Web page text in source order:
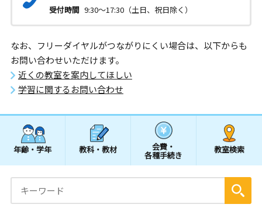
受付時間 9:30～17:30（土日、祝日除く）
なお、フリーダイヤルがつながりにくい場合は、以下からも
お問い合わせいただけます。
近くの教室を案内してほしい
学習に関するお問い合わせ
年齢・学年 教科・教材 会費・
各種手続き
教室検索